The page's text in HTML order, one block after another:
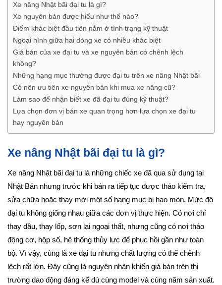
Xe nâng Nhật bãi đại tu là gì?
Xe nguyên bản được hiểu như thế nào?
Điểm khác biệt đầu tiên nằm ở tình trạng kỹ thuật
Ngoại hình giữa hai dòng xe có nhiều khác biệt
Giá bán của xe đại tu và xe nguyên bản có chênh lệch
không?
Những hạng mục thường được đại tu trên xe nâng Nhật bãi
Có nên ưu tiên xe nguyên bản khi mua xe nâng cũ?
Làm sao để nhận biết xe đã đại tu đúng kỹ thuật?
Lựa chọn đơn vị bán xe quan trọng hơn lựa chọn xe đại tu
hay nguyên bản
Xe nâng Nhật bãi đại tu là gì?
Xe nâng Nhật bãi đại tu là những chiếc xe đã qua sử dụng tại
Nhật Bản nhưng trước khi bán ra tiếp tục được tháo kiểm tra,
sửa chữa hoặc thay mới một số hạng mục bị hao mòn. Mức độ
đại tu không giống nhau giữa các đơn vị thực hiện. Có nơi chỉ
thay dầu, thay lốp, sơn lại ngoại thất, nhưng cũng có nơi tháo
động cơ, hộp số, hệ thống thủy lực để phục hồi gần như toàn
bộ. Vì vậy, cùng là xe đại tu nhưng chất lượng có thể chênh
lệch rất lớn. Đây cũng là nguyên nhân khiến giá bán trên thị
trường dao động đáng kể dù cùng model và cùng năm sản xuất.